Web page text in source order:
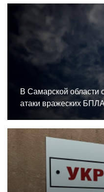
В Самарской области
атаки вражеских